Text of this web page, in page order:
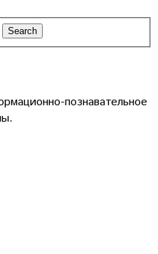
познавательное